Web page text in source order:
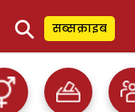
⚲ सब्सक्राइब